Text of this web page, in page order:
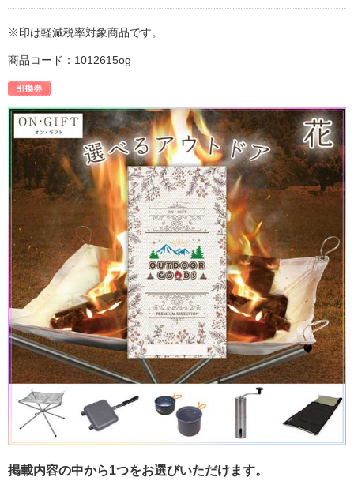
※印は軽減税率対象商品です。
商品コード：1012615og
掲載内容の中から1つをお選びいただけます。